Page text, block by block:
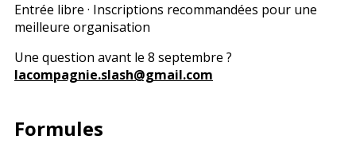
Entrée libre · Inscriptions recommandées pour une
meilleure organisation
Une question avant le 8 septembre ?
lacompagnie.slash@gmail.com
Formules